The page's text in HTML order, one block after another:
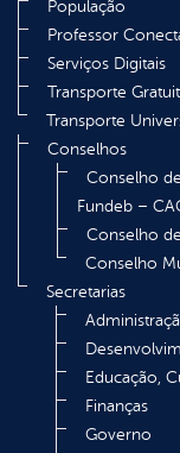
População
Professor
Serviços Digitais
Transporte
Transporte
Conselhos
Conselho
Fundeb –
Conselho
Conselho
Secretarias
Educação,
Finanças
Governo